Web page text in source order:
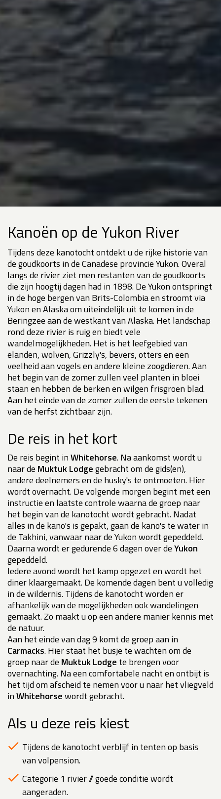
Kanoën op de Yukon River
Tijdens deze kanotocht ontdekt u de rijke historie van
de goudkoorts in de Canadese provincie Yukon. Overal
langs de rivier ziet men restanten van de goudkoorts
die zijn hoogtij dagen had in 1898. De Yukon ontspringt
in de hoge bergen van Brits-Colombia en stroomt via
Yukon en Alaska om uiteindelijk uit te komen in de
Beringzee aan de westkant van Alaska. Het landschap
rond deze rivier is ruig en biedt vele
wandelmogelijkheden. Het is het leefgebied van
elanden, wolven, Grizzly's, bevers, otters en een
veelheid aan vogels en andere kleine zoogdieren. Aan
het begin van de zomer zullen veel planten in bloei
staan en hebben de berken en wilgen frisgroen blad.
Aan het einde van de zomer zullen de eerste tekenen
van de herfst zichtbaar zijn.
De reis in het kort
De reis begint inWhitehorse. Na aankomst wordt u
naar de Muktuk Lodgegebracht om de gids(en),
andere deelnemers en de husky's te ontmoeten. Hier
wordt overnacht. De volgende morgen begint met een
instructie en laatste controle waarna de groep naar
het begin van de kanotocht wordt gebracht. Nadat
alles in de kano's is gepakt, gaan de kano's te water in
de Takhini, vanwaar naar de Yukon wordt gepeddeld.
Daarna wordt er gedurende 6 dagen over deYukon
gepeddeld.
Iedere avond wordt het kamp opgezet en wordt het
diner klaargemaakt. De komende dagen bent u volledig
in de wildernis. Tijdens de kanotocht worden er
afhankelijk van de mogelijkheden ook wandelingen
gemaakt. Zo maakt u op een andere manier kennis met
de natuur.
Aan het einde van dag 9 komt de groep aan in
Carmacks. Hier staat het busje te wachten om de
groep naar de Muktuk Lodge te brengen voor
overnachting. Na een comfortabele nacht en ontbijt is
het tijd om afscheid te nemen voor u naar het vliegveld
inWhitehorsewordt gebracht.
Als u deze reis kiest
Tijdens de kanotocht verblijf in tenten op basis
van volpension.
Categorie 1 rivier // goede conditie wordt
aangeraden.